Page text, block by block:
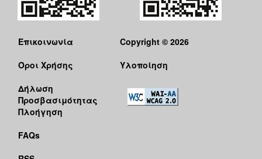
Επικοινωνία
Όροι Χρήσης
Δήλωση
Προσβασιμότητας
Πλοήγηση
FAQs
Copyright © 2026
Υλοποίηση